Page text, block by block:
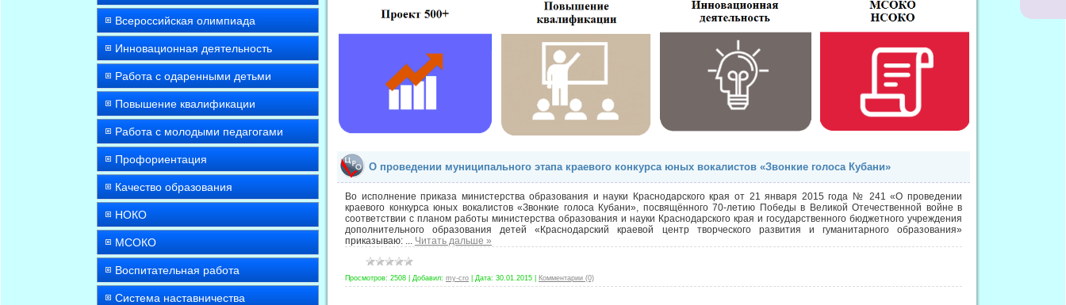
Всероссийская олимпиада
Инновационная деятельность
Работа с одаренными детьми
Повышение квалификации
Работа с молодыми педагогами
Профориентация
Качество образования
НОКО
МСОКО
Воспитательная работа
Система наставничества
О проведении муниципального этапа краевого конкурса юных вокалистов «Звонкие голоса Кубани»
Во исполнение приказа министерства образования и науки Краснодарского края от 21 января 2015 года № 241 «О проведении
краевого конкурса юных вокалистов «Звонкие голоса Кубани», посвящённого 70-летию Победы в Великой Отечественной войне в
соответствии с планом работы министерства образования и науки Краснодарского края и государственного бюджетного учреждения
дополнительного образования детей «Краснодарский краевой центр творческого развития и гуманитарного образования»
приказываю: ... Читать дальше »
Просмотров: 2508 Добавил: my-cro Дата: 30.01.2015 Комментарии (0)